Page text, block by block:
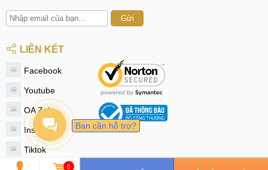
Gửi
LIÊN KẾT
Facebook
Youtube
OA Zalo
Instagram
Tiktok
0
Bạn cần hỗ trợ?